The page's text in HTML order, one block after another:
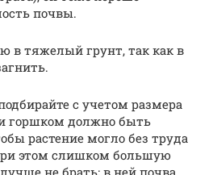
почвы.
в тяжелый грунт, так как в
с учетом размера
горшком должно быть
растение могло без труда
этом слишком большую